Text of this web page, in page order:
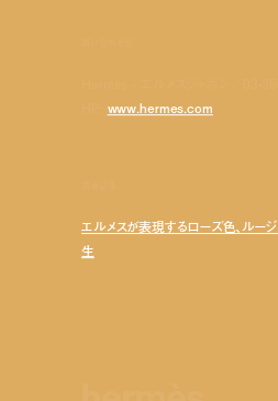
www.hermes.com
エルメスが表現するローズ色、ルー
生